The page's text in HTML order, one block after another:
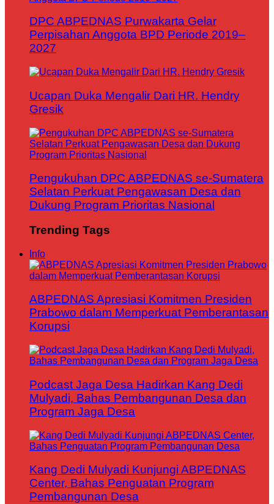
DPC ABPEDNAS Purwakarta Gelar
Perpisahan Anggota BPD Periode 2019–
2027
Ucapan Duka Mengalir Dari HR. Hendry
Gresik
Pengukuhan DPC ABPEDNAS se-Sumatera
Selatan Perkuat Pengawasan Desa dan
Dukung Program Prioritas Nasional
Trending Tags
Info
ABPEDNAS Apresiasi Komitmen Presiden
Prabowo dalam Memperkuat Pemberantasan
Korupsi
Podcast Jaga Desa Hadirkan Kang Dedi
Mulyadi, Bahas Pembangunan Desa dan
Program Jaga Desa
Kang Dedi Mulyadi Kunjungi ABPEDNAS
Center, Bahas Penguatan Program
Pembangunan Desa